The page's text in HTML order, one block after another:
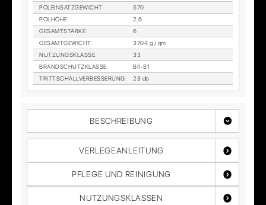
POL­EIN­SATZ­GE­WICHT:
570
POL­HÖ­HE:
2,6
GE­SAMT­STÄR­KE:
6
GE­SAMT­GE­WICHT:
3704 g / qm
NUT­ZUNGS­KLAS­SE:
33
BRAND­SCHUTZ­KLAS­SE:
Bfl-S1
TRITT­SCHALL­VER­BES­SE­RUNG: 23 db
BESCHREIBUNG
VERLEGEANLEITUNG
PFLEGE UND REINIGUNG
NUTZUNGSKLASSEN